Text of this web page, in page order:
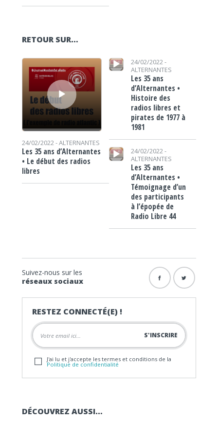
RETOUR SUR…
Lecteur audio
24/02/2022 -ALTERNANTES
Les 35 ans d’Alternantes
• Le début des radios
libres
Lecteur audio
24/02/2022 -
ALTERNANTES
Les 35 ans
d’Alternantes •
Histoire des
radios libres et
pirates de 1977 à
1981
Lecteur audio
24/02/2022 -
ALTERNANTES
Les 35 ans
d’Alternantes •
Témoignage d’un
des participants
à l’épopée de
Radio Libre 44
Suivez-nous sur les
réseaux sociaux
RESTEZ CONNECTÉ(E) !
J'ai lu et j'accepte les termes et conditions de la
Politique de confidentialité
DÉCOUVREZ AUSSI…